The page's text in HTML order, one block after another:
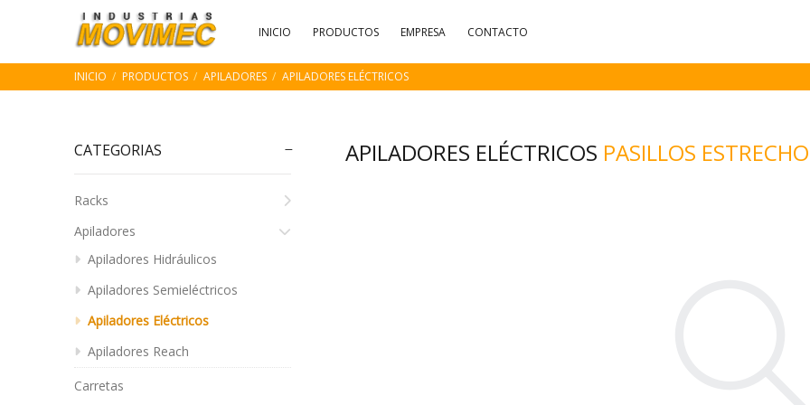
INICIO PRODUCTOS EMPRESA CONTACTO
INICIO PRODUCTOS APILADORES APILADORES ELÉCTRICOS
CATEGORIAS
Racks
Apiladores
Apiladores Hidráulicos
Apiladores Semieléctricos
Apiladores Eléctricos
Apiladores Reach
Carretas
APILADORES ELÉCTRICOS PASILLOS